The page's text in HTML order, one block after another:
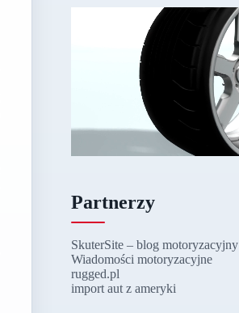
Partnerzy
SkuterSite – blog motoryzacyjny
Wiadomości motoryzacyjne
rugged.pl
import aut z ameryki